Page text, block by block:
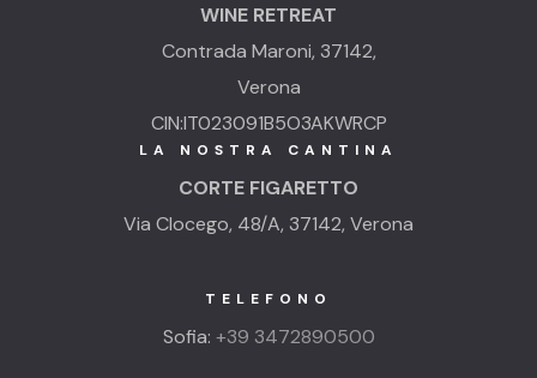
WINE RETREAT
Contrada Maroni, 37142,
Verona
CIN:IT023091B5O3AKWRCP
LA NOSTRA CANTINA
CORTE FIGARETTO
Via Clocego, 48/A, 37142, Verona
TELEFONO
Sofia: +39 3472890500